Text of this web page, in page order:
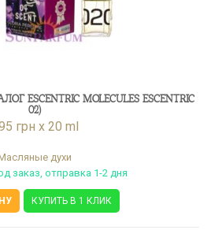
ESCENTRIC MOLECULES ESCENTRIC
02)
грн x 20 ml
духи
заказ, отправка 1-2 дня
КУПИТЬ В 1 КЛИК